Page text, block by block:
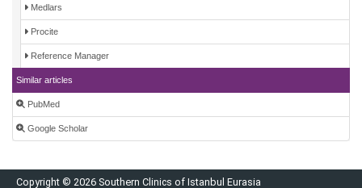
Medlars
Procite
Reference Manager
Similar articles
PubMed
Google Scholar
Copyright © 2026 Southern Clinics of Istanbul Eurasia